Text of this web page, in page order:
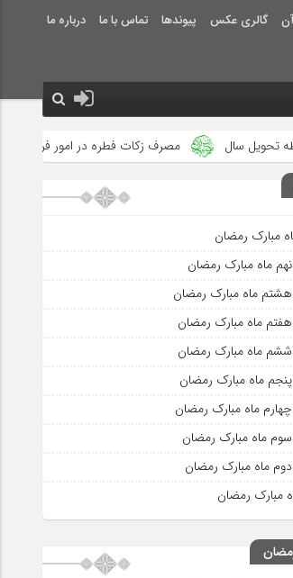
گالری عکس پیوندها تماس با ما درباره ما
زکات فطره در امور فرهنگی جلوه‌های بزرگ
مبارک رمضان
ماه مبارک رمضان
ماه مبارک رمضان
ماه مبارک رمضان
ماه مبارک رمضان
ماه مبارک رمضان
ماه مبارک رمضان
ماه مبارک رمضان
ماه مبارک رمضان
مبارک رمضان